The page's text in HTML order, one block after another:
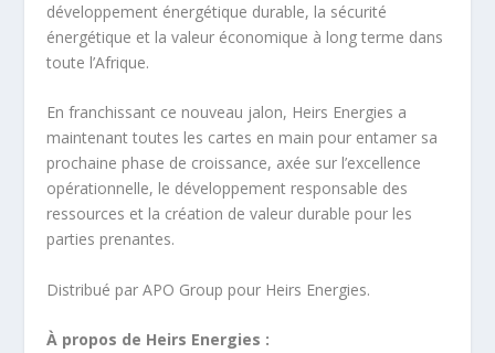
développement énergétique durable, la sécurité
énergétique et la valeur économique à long terme dans
toute l’Afrique.
En franchissant ce nouveau jalon, Heirs Energies a
maintenant toutes les cartes en main pour entamer sa
prochaine phase de croissance, axée sur l’excellence
opérationnelle, le développement responsable des
ressources et la création de valeur durable pour les
parties prenantes.
Distribué par APO Group pour Heirs Energies.
À propos de Heirs Energies :